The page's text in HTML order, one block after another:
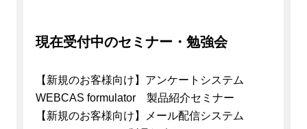
現在受付中のセミナー・勉強会
【新規のお客様向け】アンケートシステム
WEBCAS formulator 製品紹介セミナー
【新規のお客様向け】メール配信システム